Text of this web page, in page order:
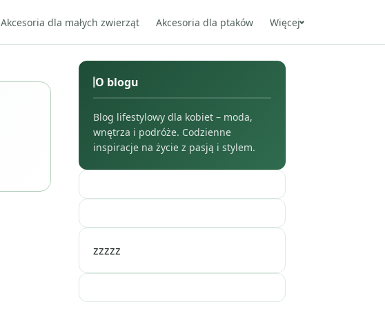
Akcesoria dla małych zwierząt Akcesoria dla ptaków Więcej
O blogu
Blog lifestylowy dla kobiet – moda,
wnętrza i podróże. Codzienne
inspiracje na życie z pasją i stylem.
zzzzz